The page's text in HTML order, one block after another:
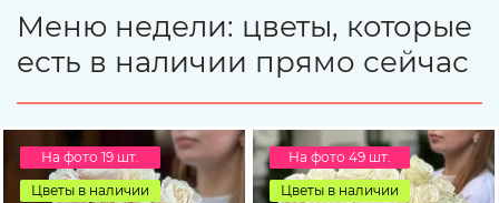
Меню недели: цветы, которые
есть в наличии прямо сейчас
На фото 19 шт.
Цветы в наличии
На фото 49 шт.
Цветы в наличии